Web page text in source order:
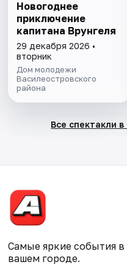
Новогоднее
приключение
капитана Врунгеля
29 декабря 2026 •
вторник
Дом молодежи
Василеостровского
района
Все спектакли
Самые яркие события в
вашем городе.